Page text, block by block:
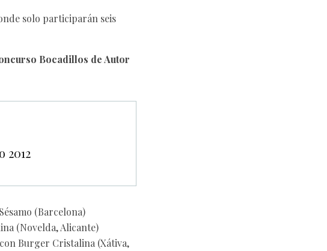
solo participarán seis
Bocadillos de Autor
2012
(Barcelona)
(Novelda, Alicante)
Burger Cristalina (Xátiva,